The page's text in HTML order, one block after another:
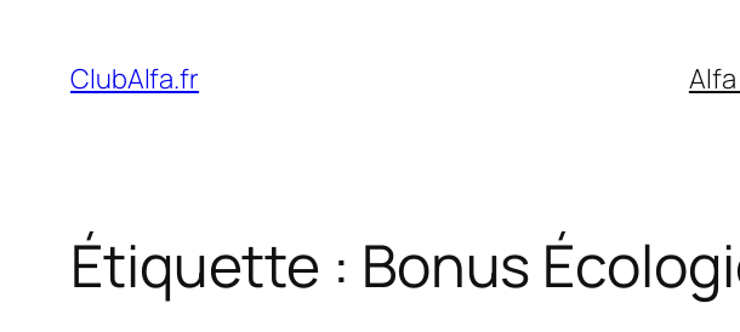
contenu
ClubAlfa.fr
Étiquette : Bonus